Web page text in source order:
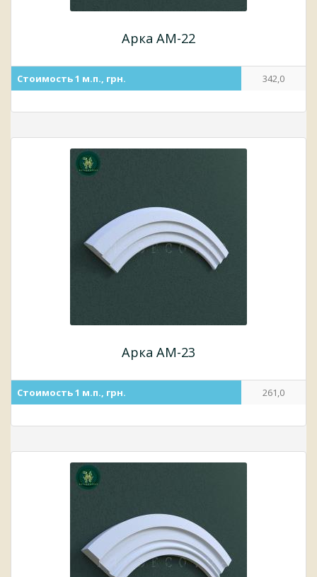
Арка АМ-22
Стоимость 1 м.п., грн. 342,0
Арка АМ-23
Стоимость 1 м.п., грн. 261,0